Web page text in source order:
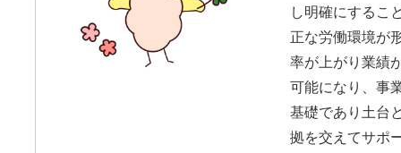
し明確にするこ
正な労働環境が
率が上がり業績
可能になり、事
基礎であり土台
拠を交えてサポ